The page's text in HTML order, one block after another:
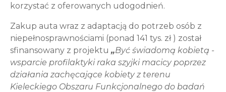
korzystać z oferowanych udogodnień.
Zakup auta wraz z adaptacją do potrzeb osób z
niepełnosprawnościami (ponad 141 tys. zł ) został
sfinansowany z projektu „Być świadomą kobietą -
wsparcie profilaktyki raka szyjki macicy poprzez
działania zachęcające kobiety z terenu
Kieleckiego Obszaru Funkcjonalnego do badań